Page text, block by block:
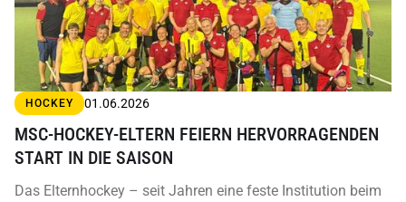
HOCKEY 01.06.2026
MSC-HOCKEY-ELTERN FEIERN HERVORRAGENDEN
START IN DIE SAISON
Das Elternhockey – seit Jahren eine feste Institution beim